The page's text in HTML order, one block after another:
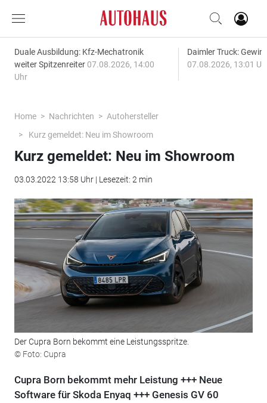
Duale Ausbildung: Kfz-Mechatronik
weiter Spitzenreiter 07.08.2026, 14:00
Uhr
Daimler Truck:
07.08.2026, 13:01
Home Nachrichten
Autohersteller
Kurz gemeldet: Neu im Showroom
Kurz gemeldet: Neu im Showroom
03.03.2022 13:58 Uhr | Lesezeit: 2 min
Der Cupra Born bekommt eine Leistungsspritze.
© Foto: Cupra
Cupra Born bekommt mehr Leistung +++ Neue
Software für Skoda Enyaq +++ Genesis GV 60